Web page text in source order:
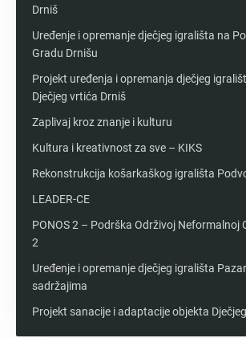
Drniš
Uređenje i opremanje dječjeg igrališta na
Gradu Drnišu
Projekt uređenja i opremanja dječjeg
Dječjeg vrtića Drniš
Zaplivaj kroz znanje i kulturu
Kultura i kreativnost za sve – KIKS
Rekonstrukcija košarkaškog igrališta
LEADER-CE
PONOS 2 – Podrška Održivoj Neformalnoj
2
Uređenje i opremanje dječjeg igrališta
sadržajima
Projekt sanacije i adaptacije objekta